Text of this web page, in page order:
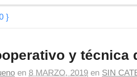
}
y técnica
en 8 MARZO, 2019 en SIN